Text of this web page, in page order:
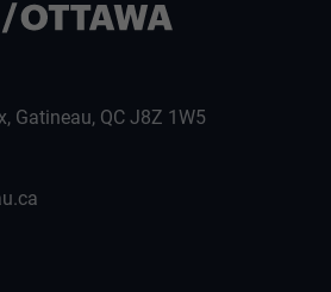
Gatineau, QC J8Z 1W5